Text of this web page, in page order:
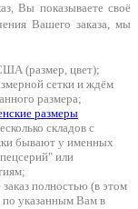
Вы показываете своё
Вашего заказа, мы
(размер, цвет);
сетки и ждём
размера;
размеры
складов с
бывают у именных
или
полностью (в этом
по указанным Вам в